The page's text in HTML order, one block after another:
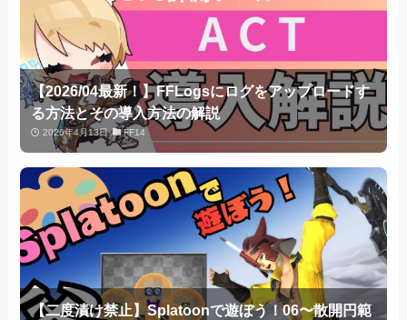
【2026/04最新！】FFLogsにログをアップロードす
る方法とその導入方法の解説
2026年4月13日 FF14
【二度漬け禁止】Splatoonで遊ぼう！06〜散開円範